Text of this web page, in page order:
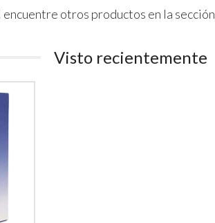
encuentre otros productos en la sección
Visto recientemente